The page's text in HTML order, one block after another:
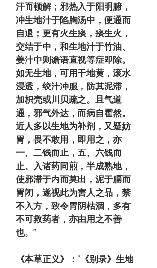
汗而顿解；邪热入于阳明腑，
冲生地汁于陷胸汤中，便通而
自退；更有火生痰，痰生火，
交结于中，和生地汁于竹油、
姜汁中则谵语直视等症即除。
如无生地，可用干地黄，滚水
浸透，绞汁冲服，防其泥滞，
加枳壳或川贝疏之。且气道
通，邪气外达，而病自霍然。
近人多以生地为补剂，又疑妨
胃，畏不敢用，即用之，亦
一、二钱而止，五、六钱而
止。入诸药同煎，半成熟地，
使邪滞于内而莫出，泥于膈而
胃闭，遂视此为害人之品，禁
不入方，致令胃阴枯涸，多有
不可救药者，亦由用之不善
也。"
《本草正义》："《别录》生地